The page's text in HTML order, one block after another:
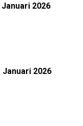
2026
Januari 2026